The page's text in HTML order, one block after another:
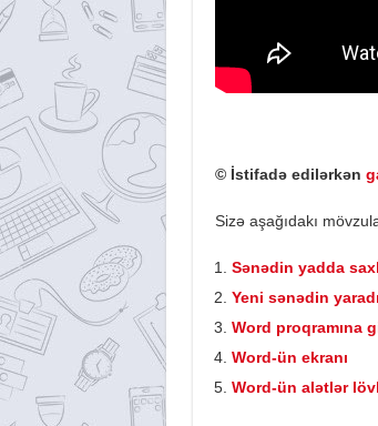
© İstifadə edilərkən
Sizə aşağıdakı
Sənədin yadda
Yeni sənədin
Word proqramına
Word-ün ekranı
Word-ün alətlər